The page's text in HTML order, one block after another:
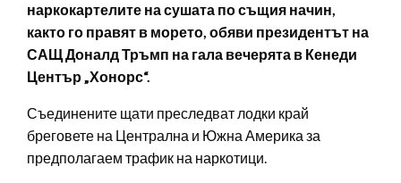
наркокартелите на сушата по същия начин,
както го правят в морето, обяви президентът на
САЩ Доналд Тръмп на гала вечерята в Кенеди
Център „Хонорс“.
Съединените щати преследват лодки край
бреговете на Централна и Южна Америка за
предполагаем трафик на наркотици.